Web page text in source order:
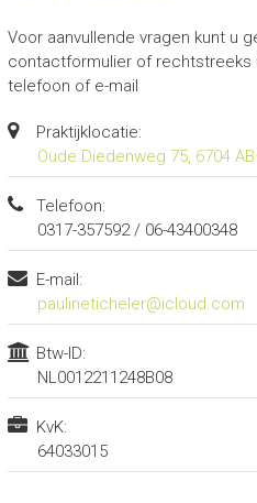
Voor aanvullende vragen kunt u
contactformulier of
telefoon of e-mail
Praktijklocatie:
Oude Diedenweg 75, 6704
Telefoon:
0317-357592 / 06-43400348
E-mail:
paulineticheler@icloud.com
Btw-ID:
NL0012211248B08
KvK:
64033015